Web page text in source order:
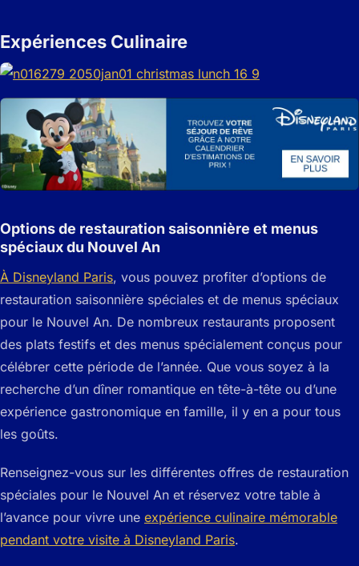
Expériences Culinaire
Options de restauration saisonnière et menus
spéciaux du Nouvel An
À Disneyland Paris, vous pouvez profiter d’options de
restauration saisonnière spéciales et de menus spéciaux
pour le Nouvel An. De nombreux restaurants proposent
des plats festifs et des menus spécialement conçus pour
célébrer cette période de l’année. Que vous soyez à la
recherche d’un dîner romantique en tête-à-tête ou d’une
expérience gastronomique en famille, il y en a pour tous
les goûts.
Renseignez-vous sur les différentes offres de restauration
spéciales pour le Nouvel An et réservez votre table à
l’avance pour vivre une expérience culinaire mémorable
pendant votre visite à Disneyland Paris.